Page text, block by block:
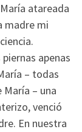
atareada
madre mi
apenas
– todas
– una
venció
En nuestra